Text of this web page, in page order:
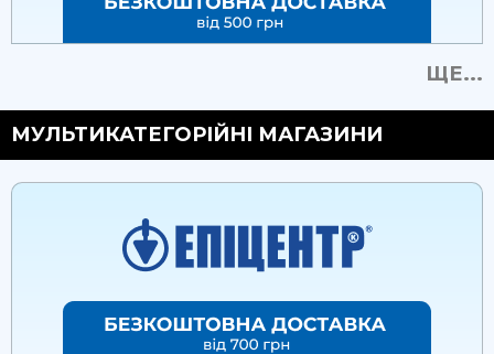
ЩЕ...
МУЛЬТИКАТЕГОРІЙНІ МАГАЗИНИ